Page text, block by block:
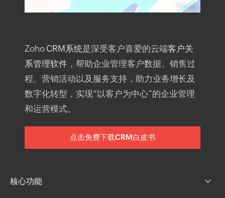
Zoho CRM系统是深受客户喜爱的云端客户关
系管理软件 ，帮助企业管理客户数据、销售过
程、营销活动以及服务支持，助力业务增长及
数字化转型，实现“以客户为中心”的企业管理
和运营模式。
点击免费下载CRM白皮书
核心功能